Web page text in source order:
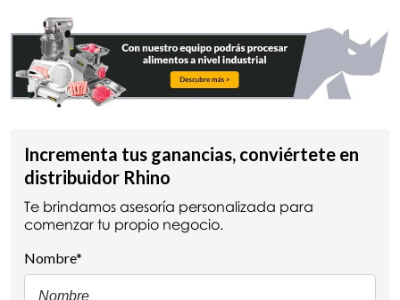
Incrementa tus ganancias, conviértete en
distribuidor Rhino
Te brindamos asesoría personalizada para
comenzar tu propio negocio.
Nombre*